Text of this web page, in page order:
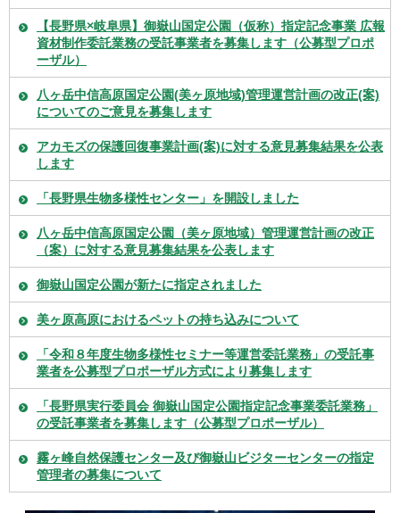
【長野県×岐阜県】御嶽山国定公園（仮称）指定記念事業 広報
資材制作委託業務の受託事業者を募集します（公募型プロポ
ーザル）
八ヶ岳中信高原国定公園(美ヶ原地域)管理運営計画の改正(案)
についてのご意見を募集します
アカモズの保護回復事業計画(案)に対する意見募集結果を公表
します
「長野県生物多様性センター」を開設しました
八ヶ岳中信高原国定公園（美ヶ原地域）管理運営計画の改正
（案）に対する意見募集結果を公表します
御嶽山国定公園が新たに指定されました
美ヶ原高原におけるペットの持ち込みについて
「令和８年度生物多様性セミナー等運営委託業務」の受託事
業者を公募型プロポーザル方式により募集します
「長野県実行委員会 御嶽山国定公園指定記念事業委託業務」
の受託事業者を募集します（公募型プロポーザル）
霧ヶ峰自然保護センター及び御嶽山ビジターセンターの指定
管理者の募集について